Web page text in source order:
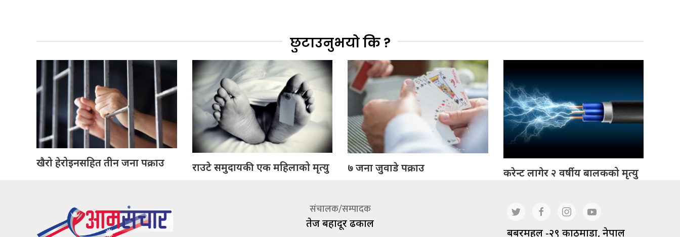
छुटाउनुभयो कि ?
खैरो हेरोइनसहित तीन जना पक्राउ राउटे समुदायकी एक महिलाको मृत्यु ७ जना जुवाडे पक्राउ करेन्ट लागेर २ वर्षीय बालकको मृत्यु
संचालक/सम्पादक
तेज बहादूर ढकाल
बबरमहल -२९ काठमाडौं, नेपाल